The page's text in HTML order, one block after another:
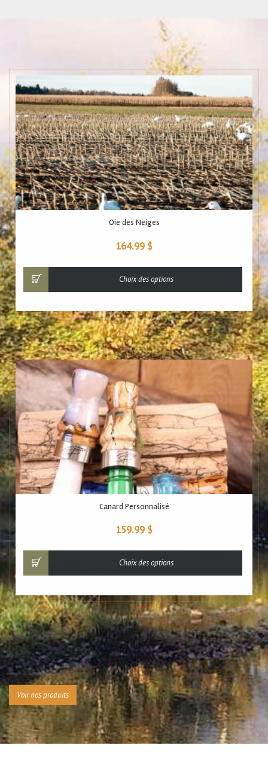
Oie des Neiges
164.99 $
Choix des options
Canard Personnalisé
159.99 $
Choix des options
Voir nos produits